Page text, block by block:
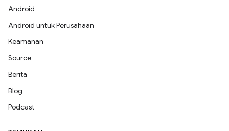
Android
Android untuk Perusahaan
Keamanan
Source
Berita
Blog
Podcast